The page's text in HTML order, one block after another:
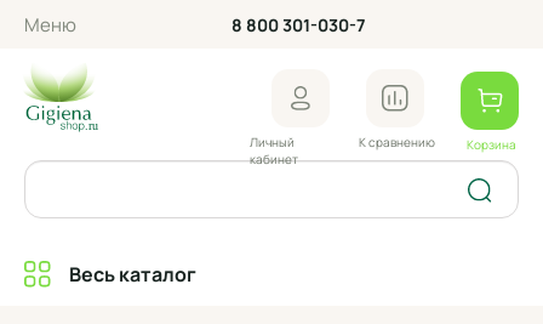
Меню 8 800 301-030-7
Личный
кабинет
К сравнению Корзина
Весь каталог